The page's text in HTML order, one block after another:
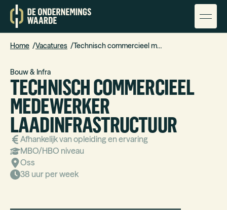
Home Vacatures Technisch commercieel medewerker laadinfrastructuur
TECHNISCH COMMERCIEEL
MEDEWERKER
LAADINFRASTRUCTUUR
Bouw & Infra
Afhankelijk van opleiding en ervaring
MBO/HBO niveau
Oss
38 uur per week